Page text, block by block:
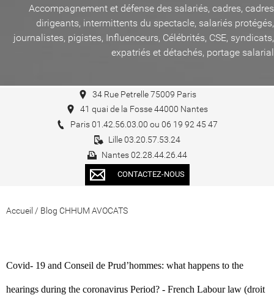
Accompagnement et défense des salariés, cadres, cadres
dirigeants, intermittents du spectacle, salariés protégés,
journalistes, pigistes, Influenceurs, Célébrités, CSE, syndicats,
expatriés et détachés, portage salarial
34 Rue Petrelle 75009 Paris
41 quai de la Fosse 44000 Nantes
Paris 01.42.56.03.00 ou 06 19 92 45 47
Lille 03.20.57.53.24
Nantes 02.28.44.26.44
CONTACTEZ-NOUS
Accueil / Blog CHHUM AVOCATS
Covid- 19 and Conseil de Prud’hommes: what happens to the
hearings during the coronavirus Period? - French Labour law (droit